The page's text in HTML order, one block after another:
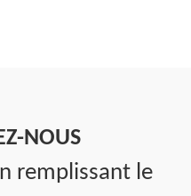
NOUS
remplissant le